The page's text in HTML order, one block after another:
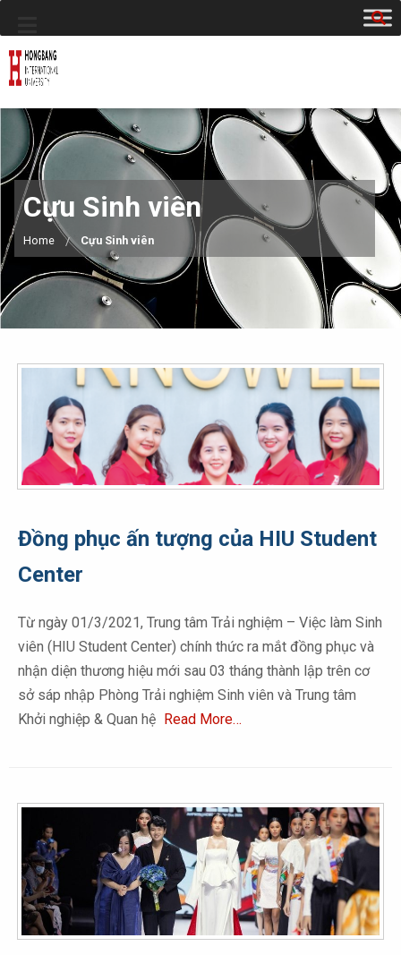
Cựu Sinh viên
Home Cựu Sinh viên
Đồng phục ấn tượng của HIU Student
Center
Từ ngày 01/3/2021, Trung tâm Trải nghiệm – Việc làm Sinh
viên (HIU Student Center) chính thức ra mắt đồng phục và
nhận diện thương hiệu mới sau 03 tháng thành lập trên cơ
sở sáp nhập Phòng Trải nghiệm Sinh viên và Trung tâm
Khởi nghiệp & Quan hệ Read More…